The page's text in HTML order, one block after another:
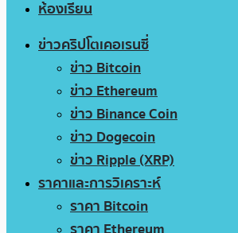
ห้องเรียน
ข่าวคริปโตเคอเรนซี่
ข่าว Bitcoin
ข่าว Ethereum
ข่าว Binance Coin
ข่าว Dogecoin
ข่าว Ripple (XRP)
ราคาและการวิเคราะห์
ราคา Bitcoin